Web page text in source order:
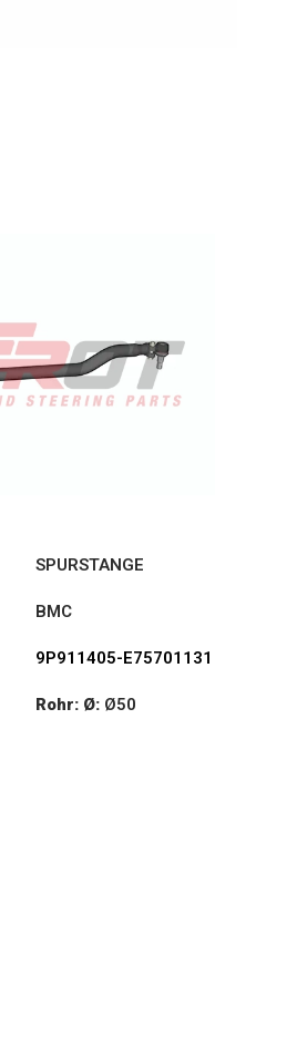
SPURSTANGE
BMC
9P911405-E75701131
Rohr: Ø: Ø50